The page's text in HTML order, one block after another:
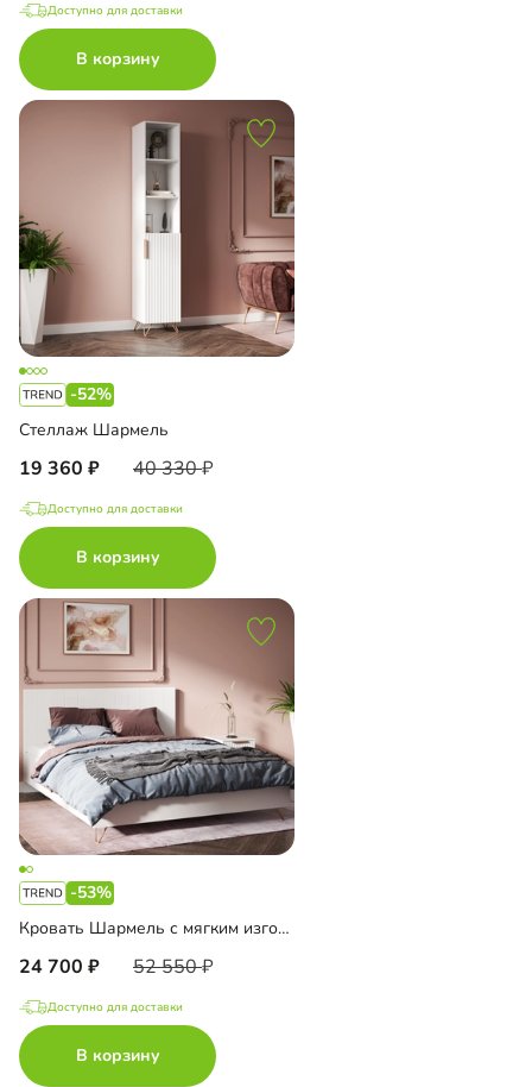
Доступно для доставки
В корзину
-52%
Стеллаж Шармель
19 360 40 330
Доступно для доставки
В корзину
-53%
Кровать Шармель с мягким изголовьем
24 700 52 550
Доступно для доставки
В корзину